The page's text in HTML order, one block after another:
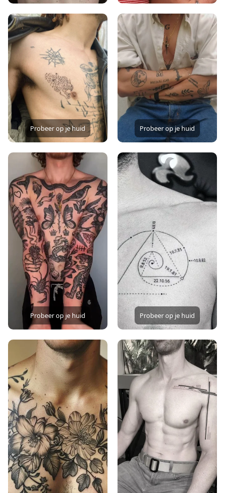
Probeer op je huid Probeer op je huid
Probeer op je huid Probeer op je huid